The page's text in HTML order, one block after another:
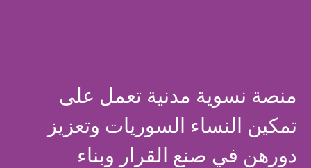
منصة نسوية مدنية تعمل على
تمكين النساء السوريات وتعزيز
دورهن في صنع القرار وبناء